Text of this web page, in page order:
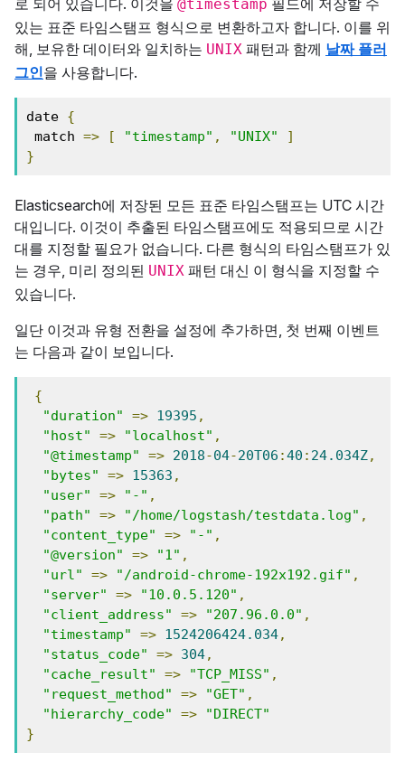
@timestamp
있는 표준 타임스탬프 형식으로 변환하고자 합니다. 이를 위
해, 보유한 데이터와 일치하는 UNIX 패턴과 함께 날짜 플러
그인을 사용합니다.
date {
match => [ "timestamp" , "UNIX"
]
}
Elasticsearch에 저장된 모든 표준 타임스탬프는 UTC 시간
대입니다. 이것이 추출된 타임스탬프에도 적용되므로 시간
대를 지정할 필요가 없습니다. 다른 형식의 타임스탬프가 있
는 경우, 미리 정의된 UNIX 패턴 대신 이 형식을 지정할 수
있습니다.
일단 이것과 유형 전환을 설정에 추가하면, 첫 번째 이벤트
는 다음과 같이 보입니다.
{
"duration"
=> 19395 ,
"host"
=> "localhost" ,
"@timestamp"
=> 2018-04-20T06 :40 : 24.034Z,
"bytes"
=> 15363 ,
"user"
=> "-" ,
"path"
=> "/home/logstash/testdata.log" ,
"content_type"
=> "-" ,
"@version"
=> "1" ,
"url"
=> "/android-chrome-192x192.gif" ,
"server"
=> "10.0.5.120" ,
"client_address"
=> "207.96.0.0" ,
"timestamp"
=> 1524206424.034,
"status_code"
=> 304,
"cache_result"
=> "TCP_MISS" ,
"request_method"
=> "GET" ,
"hierarchy_code"
=>
"DIRECT"
}